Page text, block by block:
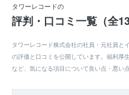
タワーレコードの
評判・口コミ一覧（全
タワーレコード株式会社の社員・元社員と
の評価と口コミを公開しています。福利厚
など、気になる項目について良い点・悪い